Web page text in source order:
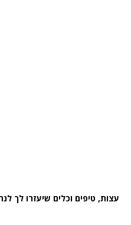
עצות, טיפים וכלים שיעזרו לך